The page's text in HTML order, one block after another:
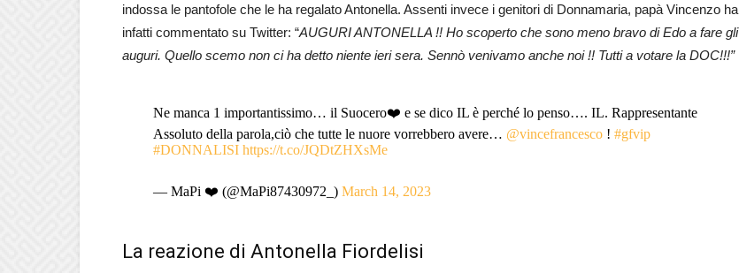
indossa le pantofole che le ha regalato Antonella. Assenti invece i genitori di Donnamaria, papà Vincenzo ha
infatti commentato su Twitter: “AUGURI ANTONELLA !! Ho scoperto che sono meno bravo di Edo a fare gli
auguri. Quello scemo non ci ha detto niente ieri sera. Sennò venivamo anche noi !! Tutti a votare la DOC!!!”
Ne manca 1 importantissimo… il Suocero❤️ e se dico IL è perché lo penso…. IL. Rappresentante
Assoluto della parola,ciò che tutte le nuore vorrebbero avere… @vincefrancesco! #gfvip
#DONNALISI https://t.co/JQDtZHXsMe
— MaPi ❤️ (@MaPi87430972_) March 14, 2023
La reazione di Antonella Fiordelisi